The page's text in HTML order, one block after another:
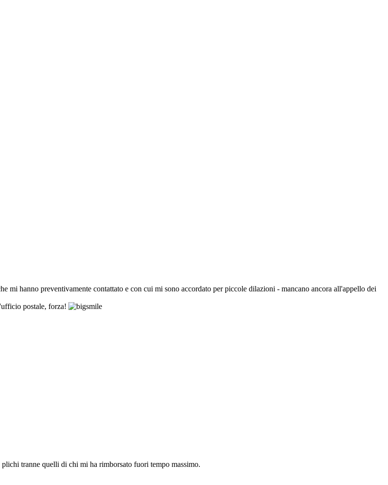
mi hanno preventivamente contattato e con cui mi sono accordato per piccole dilazioni - mancano ancora all'appello dei
postale, forza!
tranne quelli di chi mi ha rimborsato fuori tempo massimo.